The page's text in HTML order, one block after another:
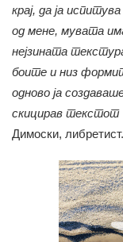
крај, да ја
од мене, мувата
нејзината
боите и низ
одново ја
скицирав текстот
Димоски, либретист.